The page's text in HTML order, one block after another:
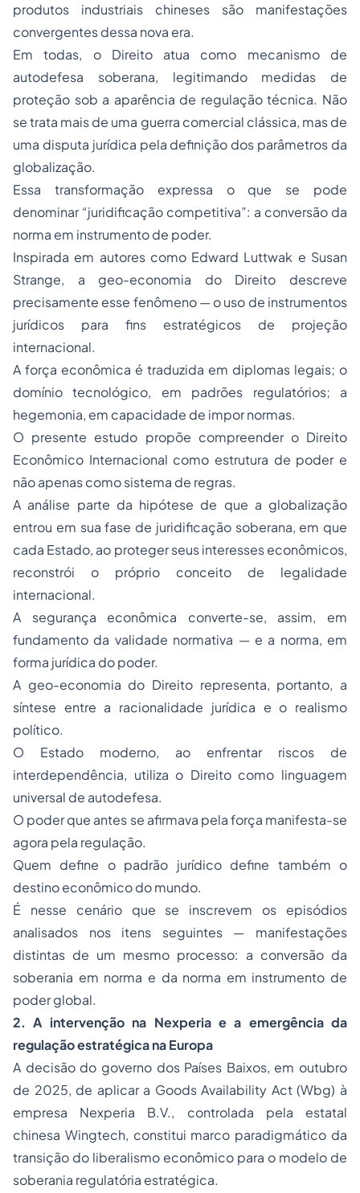
produtos industriais chineses são manifestações
convergentes dessa nova era.
Em todas, o Direito atua como mecanismo de
autodefesa soberana, legitimando medidas de
proteção sob a aparência de regulação técnica. Não
se trata mais de uma guerra comercial clássica, mas de
uma disputa jurídica pela definição dos parâmetros da
globalização.
Essa transformação expressa o que se pode
denominar “juridificação competitiva”: a conversão da
norma em instrumento de poder.
Inspirada em autores como Edward Luttwak e Susan
Strange, a geo-economia do Direito descreve
precisamente esse fenômeno — o uso de instrumentos
jurídicos para fins estratégicos de projeção
internacional.
A força econômica é traduzida em diplomas legais; o
domínio tecnológico, em padrões regulatórios; a
hegemonia, em capacidade de impor normas.
O presente estudo propõe compreender o Direito
Econômico Internacional como estrutura de poder e
não apenas como sistema de regras.
A análise parte da hipótese de que a globalização
entrou em sua fase de juridificação soberana, em que
cada Estado, ao proteger seus interesses econômicos,
reconstrói o próprio conceito de legalidade
internacional.
A segurança econômica converte-se, assim, em
fundamento da validade normativa — e a norma, em
forma jurídica do poder.
A geo-economia do Direito representa, portanto, a
síntese entre a racionalidade jurídica e o realismo
político.
O Estado moderno, ao enfrentar riscos de
interdependência, utiliza o Direito como linguagem
universal de autodefesa.
O poder que antes se afirmava pela força manifesta-se
agora pela regulação.
Quem define o padrão jurídico define também o
destino econômico do mundo.
É nesse cenário que se inscrevem os episódios
analisados nos itens seguintes — manifestações
distintas de um mesmo processo: a conversão da
soberania em norma e da norma em instrumento de
poder global.
2. A intervenção na Nexperia e a emergência da
regulação estratégica na Europa
A decisão do governo dos Países Baixos, em outubro
de 2025, de aplicar a Goods Availability Act(Wbg) à
empresa Nexperia B.V., controlada pela estatal
chinesa Wingtech, constitui marco paradigmático da
transição do liberalismo econômico para o modelo de
soberania regulatória estratégica.